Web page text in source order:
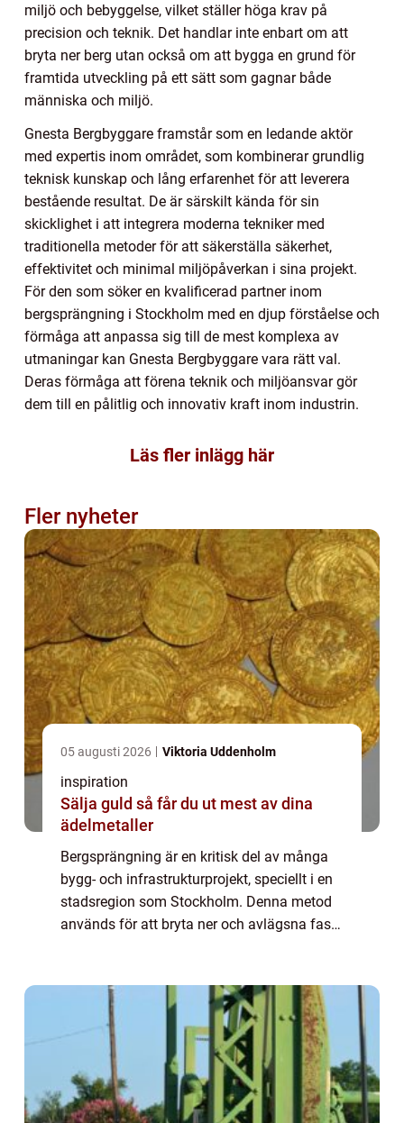
miljö och bebyggelse, vilket ställer höga krav på
precision och teknik. Det handlar inte enbart om att
bryta ner berg utan också om att bygga en grund för
framtida utveckling på ett sätt som gagnar både
människa och miljö.
Gnesta Bergbyggare framstår som en ledande aktör
med expertis inom området, som kombinerar grundlig
teknisk kunskap och lång erfarenhet för att leverera
bestående resultat. De är särskilt kända för sin
skicklighet i att integrera moderna tekniker med
traditionella metoder för att säkerställa säkerhet,
effektivitet och minimal miljöpåverkan i sina projekt.
För den som söker en kvalificerad partner inom
bergsprängning i Stockholm med en djup förståelse och
förmåga att anpassa sig till de mest komplexa av
utmaningar kan Gnesta Bergbyggare vara rätt val.
Deras förmåga att förena teknik och miljöansvar gör
dem till en pålitlig och innovativ kraft inom industrin.
Läs fler inlägg här
Fler nyheter
05 augusti 2026 Viktoria Uddenholm
inspiration
Sälja guld så får du ut mest av dina
ädelmetaller
Bergsprängning är en kritisk del av många
bygg- och infrastrukturprojekt, speciellt i en
stadsregion som Stockholm. Denna metod
används för att bryta ner och avlägsna fast